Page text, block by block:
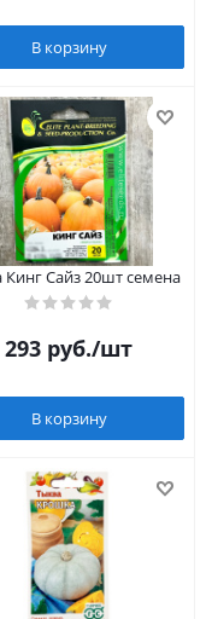
В корзину
Кинг Сайз 20шт семена
293 руб./шт
В корзину